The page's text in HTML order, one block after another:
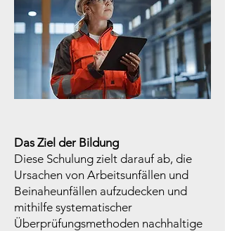
Das Ziel der Bildung
Diese Schulung zielt darauf ab, die
Ursachen von Arbeitsunfällen und
Beinaheunfällen aufzudecken und
mithilfe systematischer
Überprüfungsmethoden nachhaltige